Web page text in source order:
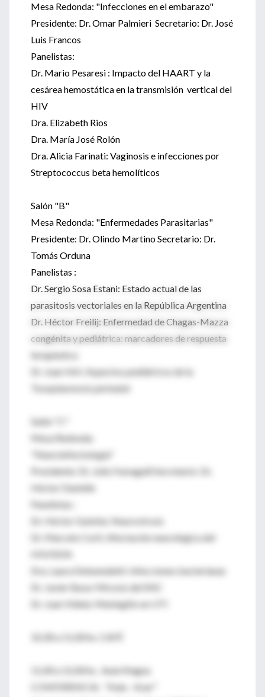
Mesa Redonda: "Infecciones en el embarazo"
Presidente: Dr. Omar Palmieri Secretario: Dr. José
Luis Francos
Panelistas:
Dr. Mario Pesaresi : Impacto del HAART y la
cesárea hemostática en la transmisión vertical del
HIV
Dra. Elizabeth Rios
Dra. María José Rolón
Dra. Alicia Farinati: Vaginosis e infecciones por
Streptococcus beta hemolíticos
Salón "B"
Mesa Redonda: "Enfermedades Parasitarias"
Presidente: Dr. Olindo Martino Secretario: Dr.
Tomás Orduna
Panelistas :
Dr. Sergio Sosa Estani: Estado actual de las
parasitosis vectoriales en la República Argentina
Dr. Héctor Freilij: Enfermedad de Chagas-Mazza
congénita y pediátrica: marcadores de respuesta
terapéutica
Dr. Juan Hirt: Aspectos pediátricos de la
Toxoplasmosis perinatal
Salón "C"
Mesa Redonda:
"Neuroinfectología"
Presidente: Dr. Julio Fumagalli Secretario: Dr.
Héctor Danielle
Panelistas :
Dr. Héctor Gulotta: Neurovirosis
Dr. Marcelo Corti: Afectación neurológica del
HIV/SIDA
Dra. Laura Debenedetti: Infecciones bacterianas
Dr. Javier Bava: Micosis del SNC
Dr. Juan Videla: Meningitis en UTI
10,30 a 11,00 hs. CAFÉ
11,00 a 12,00 hs. Aula Magna
CONFERENCIA: "Kala - Azar"